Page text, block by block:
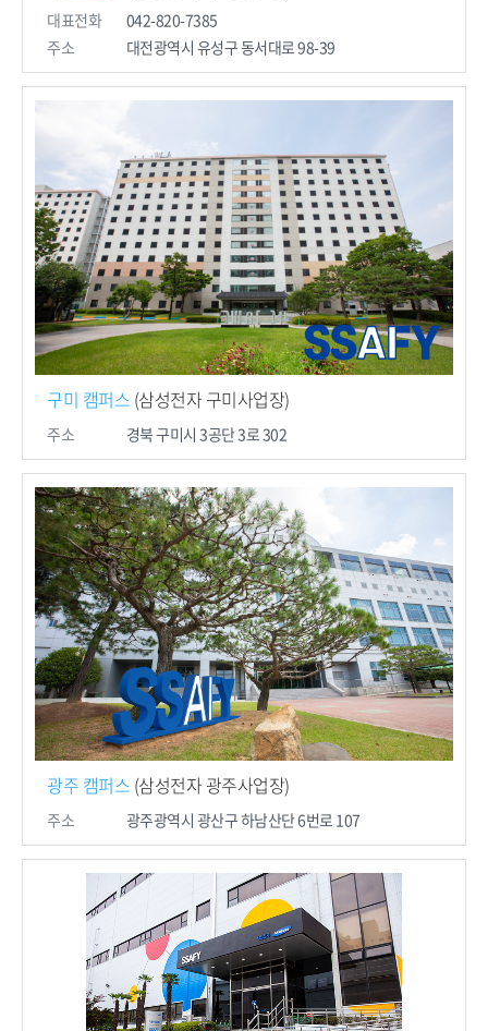
대표전화
042-820-7385
주소
대전광역시 유성구 동서대로98-39
구미 캠퍼스 (삼성전자 구미사업장)
주소 경북 구미시 3공단 3로 302
광주 캠퍼스 (삼성전자 광주사업장)
주소 광주광역시 광산구 하남산단6번로 107